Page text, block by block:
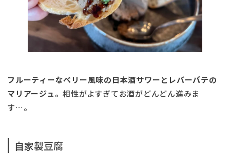
フルーティーなベリー風味の日本酒サワーとレバーパテの
マリアージュ。相性がよすぎてお酒がどんどん進みま
す…。
自家製豆腐